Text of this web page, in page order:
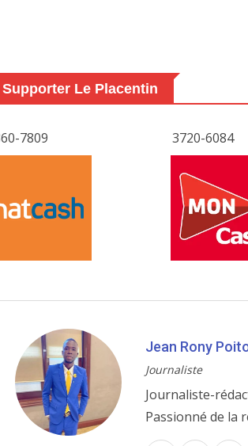
Supporter Le Placentin
7809 3720-6084
Jean Rony
Journaliste
Journaliste-
Passionné de la